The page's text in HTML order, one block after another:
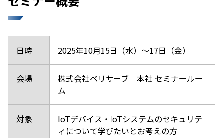
日時 2025年10月15日（水）～17日（金）
会場
株式会社ベリサーブ 本社 セミナールー
ム
対象
IoTデバイス・IoTシステムのセキュリテ
ィについて学びたいとお考えの方